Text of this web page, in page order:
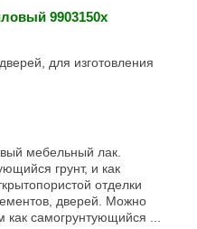
9903150x
для изготовления
мебельный лак.
грунт, и как
отделки
дверей. Можно
самогрунтующийся ...